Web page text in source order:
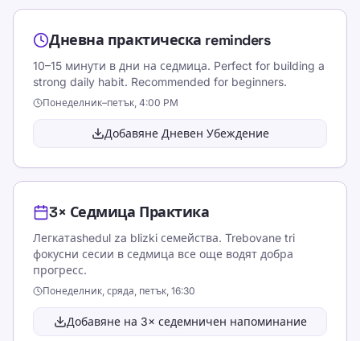
Ресурси и инструменти
Направете писането забавно и ефективно за
деца, тийнейджъри, възрастни и възрастни
хора. Учете със собствено темпо с нашия
Условия за ползване
Editorial Policy
Контакт
обучение
Дневна практическа reminders
10–15 минути в дни на седмица. Perfect for building a
strong daily habit. Recommended for beginners.
Понеделник–петък, 4:00 PM
Добавяне Дневен Убеждение
3× Седмица Практика
Легкатаshedul za blizki семейства. Trebovane tri
фокусни сесии в седмица все още водят добра
прогресс.
Понеделник, сряда, петък, 16:30
Добавяне на 3× седемничен напоминание